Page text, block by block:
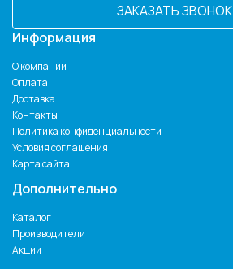
ЗАКАЗАТЬ ЗВОНОК
Информация
О компании
Оплата
Доставка
Контакты
Политика конфиденциальности
Условия соглашения
Карта сайта
Дополнительно
Каталог
Производители
Акции